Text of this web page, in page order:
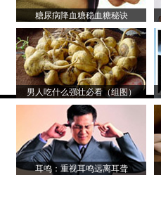
糖尿病降血糖稳血糖秘诀
男人吃什么强壮必看（组图）
耳鸣：重视耳鸣远离耳聋